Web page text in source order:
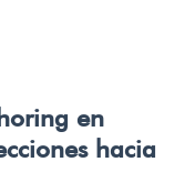
en
hacia